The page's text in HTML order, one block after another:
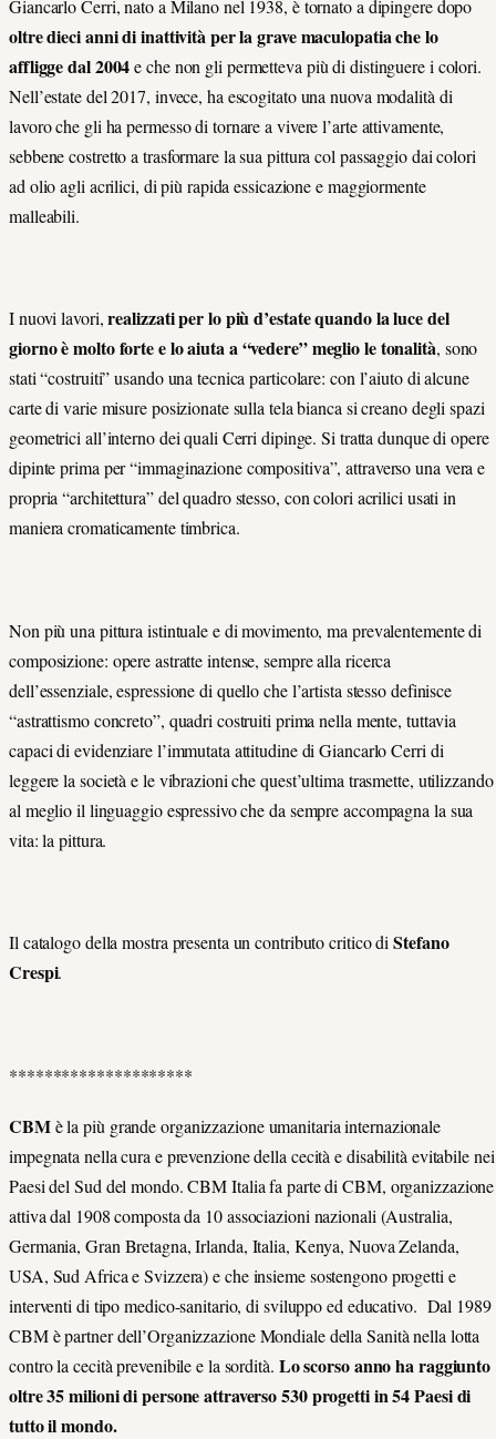
Giancarlo Cerri, nato a Milano nel 1938, è tornato a dipingere dopo
oltre dieci anni di inattività per la grave maculopatia che lo
affligge dal 2004e che non gli permetteva più di distinguere i colori.
Nell’estate del 2017, invece, ha escogitato una nuova modalità di
lavoro che gli ha permesso di tornare a vivere l’arte attivamente,
sebbene costretto a trasformare la sua pittura col passaggio dai colori
ad olio agli acrilici, di più rapida essicazione e maggiormente
malleabili.
I nuovi lavori,realizzati per lo più d’estate quando la luce del
giorno è molto forte e lo aiuta a “vedere” meglio le tonalità, sono
stati “costruiti” usando una tecnica particolare: con l’aiuto di alcune
carte di varie misure posizionate sulla tela bianca si creano degli spazi
geometrici all’interno dei quali Cerri dipinge. Si tratta dunque di opere
dipinte prima per “immaginazione compositiva”, attraverso una vera e
propria “architettura” del quadro stesso, con colori acrilici usati in
maniera cromaticamente timbrica.
Non più una pittura istintuale e di movimento, ma prevalentemente di
composizione: opere astratte intense, sempre alla ricerca
dell’essenziale, espressione di quello che l’artista stesso definisce
“astrattismo concreto”, quadri costruiti prima nella mente, tuttavia
capaci di evidenziare l’immutata attitudine di Giancarlo Cerri di
leggere la società e le vibrazioni che quest’ultima trasmette, utilizzando
al meglio il linguaggio espressivo che da sempre accompagna la sua
vita: la pittura.
Il catalogo della mostra presenta un contributo critico diStefano
Crespi.
*********************
CBMè la più grande organizzazione umanitaria internazionale
impegnata nella cura e prevenzione della cecità e disabilità evitabile nei
Paesi del Sud del mondo. CBM Italia fa parte di CBM, organizzazione
attiva dal 1908 composta da 10 associazioni nazionali (Australia,
Germania, Gran Bretagna, Irlanda, Italia, Kenya, Nuova Zelanda,
USA, Sud Africa e Svizzera) e che insieme sostengono progetti e
interventi di tipo medico-sanitario, di sviluppo ed educativo. Dal 1989
CBM è partner dell’Organizzazione Mondiale della Sanità nella lotta
contro la cecità prevenibile e la sordità. Lo scorso anno ha raggiunto
oltre 35 milioni di persone attraverso 530 progetti in 54 Paesi di
tutto il mondo.